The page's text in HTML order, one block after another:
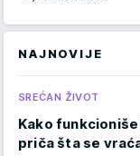
NAJNOVIJE
SREĆAN ŽIVOT
Kako
priča šta se